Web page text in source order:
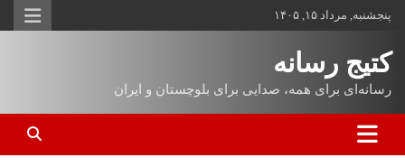
پنجشنبه, مرداد ۱۵, ۱۴۰۵
کتیج رسانه
رسانه‌ای برای همه، صدایی برای بلوچستان و ایران